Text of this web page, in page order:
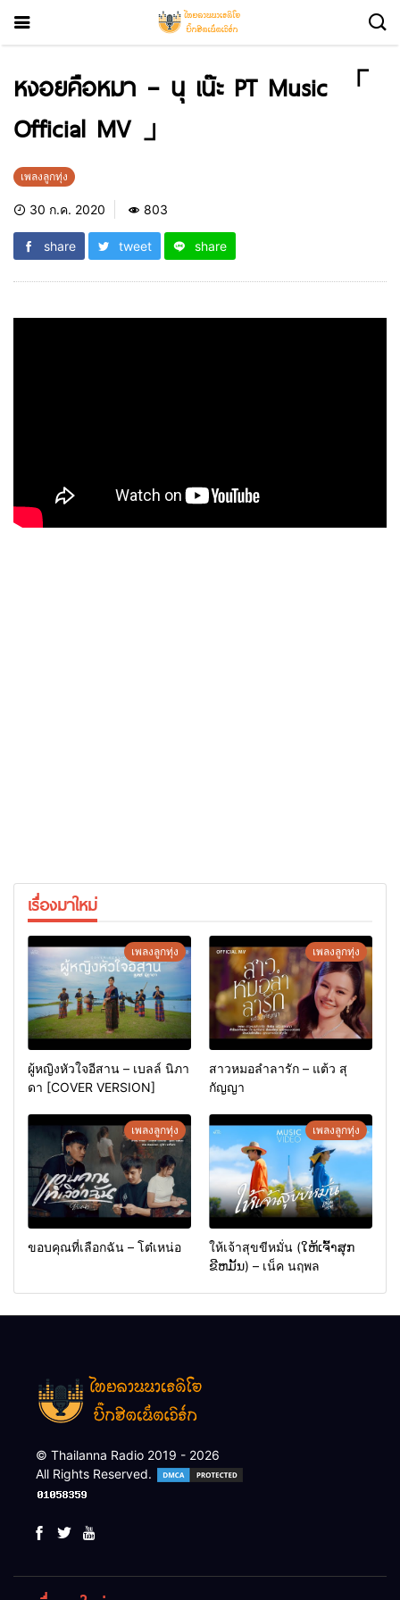
หงอยคือหมา – นุ เน๊ะ PT Music 「
Official MV 」
เพลงลูกทุ่ง
30 ก.ค. 2020 803
share tweet share
เรื่องมาใหม่
เพลงลูกทุ่ง
ผู้หญิงหัวใจอีสาน – เบลล์ นิภา
ดา [COVER VERSION]
เพลงลูกทุ่ง
สาวหมอลำลารัก – แต้ว สุ
กัญญา
เพลงลูกทุ่ง
ขอบคุณที่เลือกฉัน – โต๋เหน่อ
เพลงลูกทุ่ง
ให้เจ้าสุขขีหมั่น (ໃຫ້ເຈົ້າສຸກ
ຂີຫມັ້ນ) – เน็ค นฤพล
© Thailanna Radio 2019 - 2026
All Rights Reserved.